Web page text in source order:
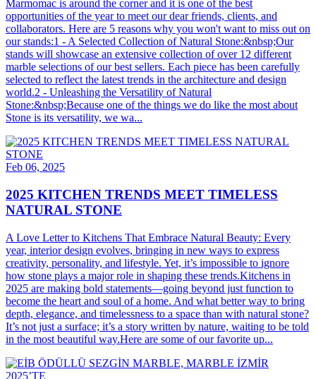
Marmomac is around the corner and it is one of the best
opportunities of the year to meet our dear friends, clients, and
collaborators. Here are 5 reasons why you won't want to miss out on
our stands:1 - A Selected Collection of Natural Stone:&nbsp;Our
stands will showcase an extensive collection of over 12 different
marble selections of our best sellers. Each piece has been carefully
selected to reflect the latest trends in the architecture and design
world.2 - Unleashing the Versatility of Natural
Stone:&nbsp;Because one of the things we do like the most about
Stone is its versatility, we wa...
Feb 06, 2025
2025 KITCHEN TRENDS MEET TIMELESS
NATURAL STONE
A Love Letter to Kitchens That Embrace Natural Beauty: Every
year, interior design evolves, bringing in new ways to express
creativity, personality, and lifestyle. Yet, it’s impossible to ignore
how stone plays a major role in shaping these trends.Kitchens in
2025 are making bold statements—going beyond just function to
become the heart and soul of a home. And what better way to bring
depth, elegance, and timelessness to a space than with natural stone?
It’s not just a surface; it’s a story written by nature, waiting to be told
in the most beautiful way.Here are some of our favorite up...